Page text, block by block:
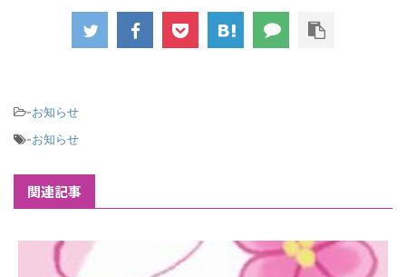
-お知らせ
-お知らせ
関連記事